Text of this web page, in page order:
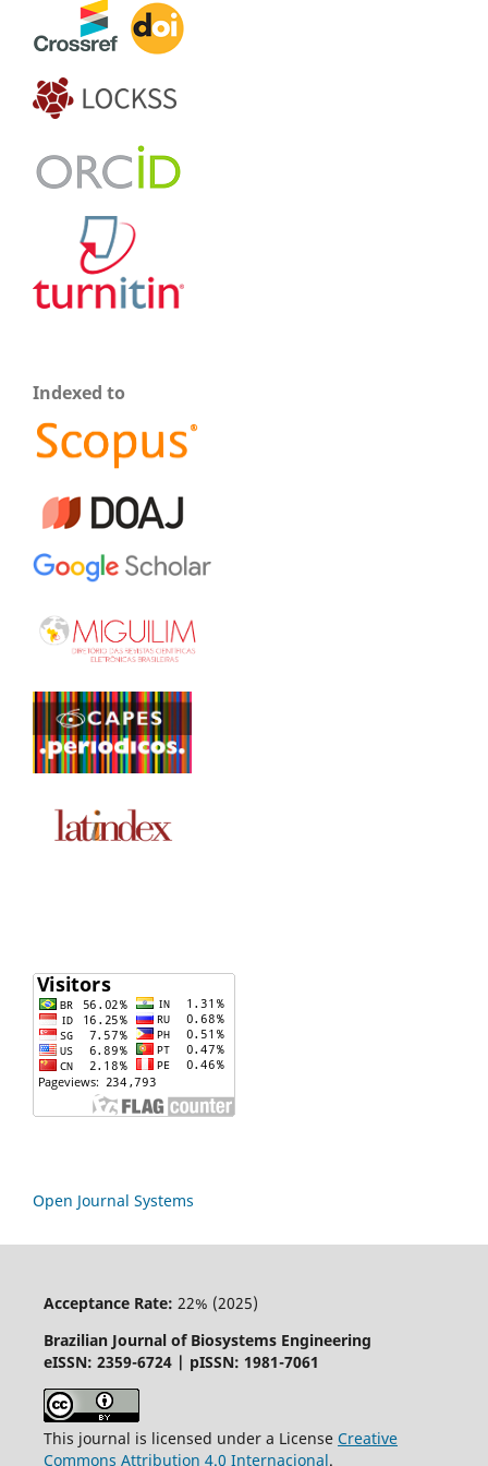
Indexed to
Open Journal Systems
Acceptance Rate: 22% (2025)
Brazilian Journal of Biosystems Engineering
eISSN: 2359-6724 | pISSN: 1981-7061
This journal is licensed under a License Creative
Commons Attribution 4.0 Internacional.